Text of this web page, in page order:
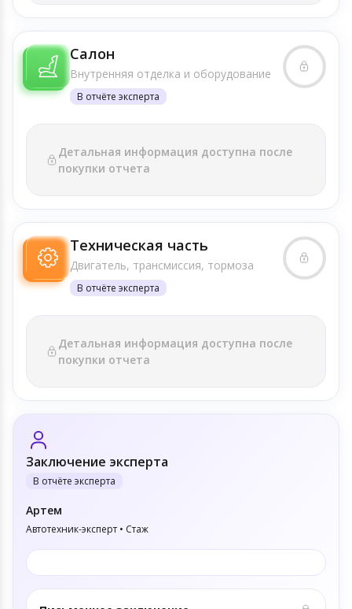
Салон
Внутренняя отделка и оборудование
В отчёте эксперта
Детальная информация доступна после
покупки отчета
Техническая часть
Двигатель, трансмиссия, тормоза
В отчёте эксперта
Детальная информация доступна после
покупки отчета
Заключение эксперта
В отчёте эксперта
Артем
Автотехник-эксперт • Стаж